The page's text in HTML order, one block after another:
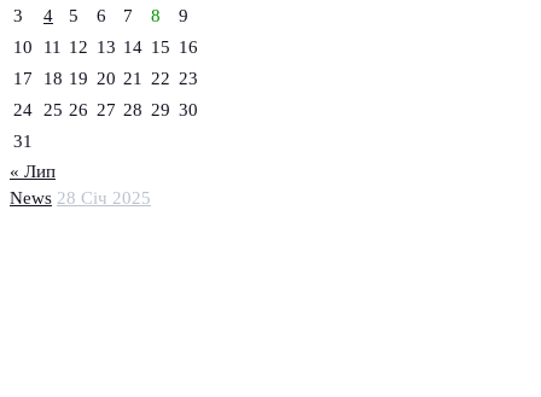
News 28 Січ 2025
3
4 5 6 7 8
9
10
11 12 13 14 15 16
17
18 19 20 21 22 23
24
25 26 27 28 29 30
31
« Лип